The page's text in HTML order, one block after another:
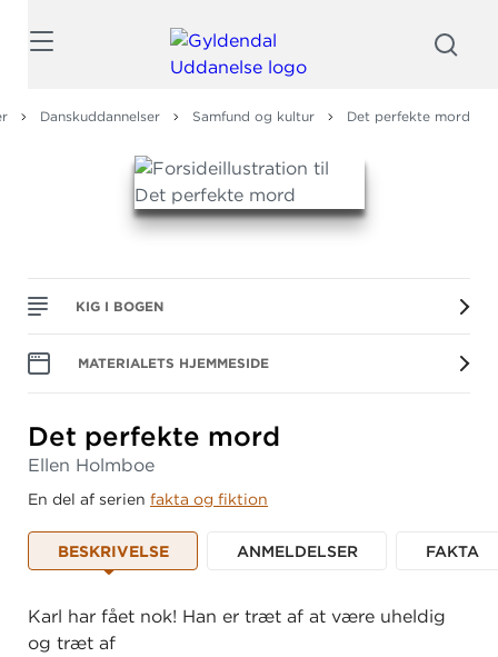
Danskuddannelser Samfund og kultur Det perfekte mord
KIG I BOGEN
MATERIALETS HJEMMESIDE
Det perfekte mord
Ellen Holmboe
En del af serien fakta og fiktion
BESKRIVELSE ANMELDELSER FAKTA
Karl har fået nok! Han er træt af at være uheldig
og træt af